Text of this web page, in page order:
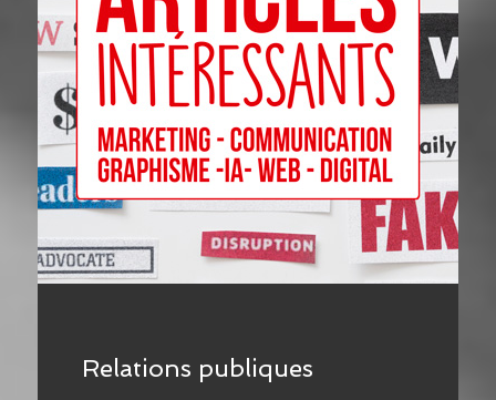
Relations publiques